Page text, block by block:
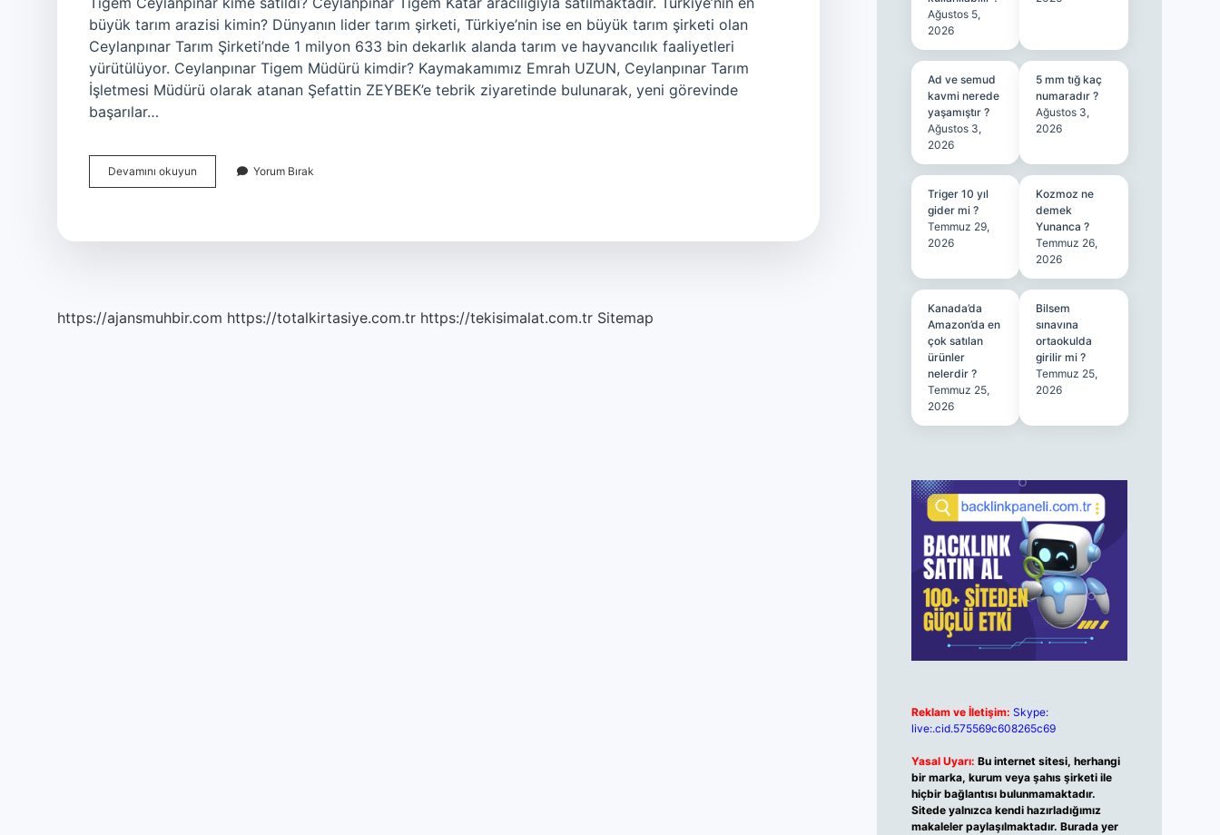
büyük tarım arazisi kimin? Dünyanın lider tarım şirketi, Türkiye’nin ise en büyük tarım şirketi olan
Ceylanpınar Tarım Şirketi’nde 1 milyon 633 bin dekarlık alanda tarım ve hayvancılık faaliyetleri
yürütülüyor. Ceylanpınar Tigem Müdürü kimdir? Kaymakamımız Emrah UZUN, Ceylanpınar Tarım
İşletmesi Müdürü olarak atanan Şefattin ZEYBEK’e tebrik ziyaretinde bulunarak, yeni görevinde
başarılar…
Devamını okuyun
Ceylanpınar
Yorum Bırak
https://ajansmuhbir.com https://totalkirtasiye.com.tr https://tekisimalat.com.tr Sitemap
Ağustos 5,
2026
Ad ve semud
kavmi nerede
yaşamıştır ?
Ağustos 3,
2026
5 mm tığ kaç
numaradır ?
Ağustos 3,
2026
Triger 10 yıl
gider mi ?
Temmuz 29,
2026
Kozmoz ne
demek
Yunanca ?
Temmuz 26,
2026
Kanada’da
Amazon’da en
çok satılan
ürünler
nelerdir ?
Temmuz 25,
2026
Bilsem
sınavına
ortaokulda
girilir mi ?
Temmuz 25,
2026
Reklam ve İletişim: Skype:
live:.cid.575569c608265c69
Yasal Uyarı: Bu internet sitesi, herhangi
bir marka, kurum veya şahıs şirketi ile
hiçbir bağlantısı bulunmamaktadır.
Sitede yalnızca kendi hazırladığımız
makaleler paylaşılmaktadır. Burada yer